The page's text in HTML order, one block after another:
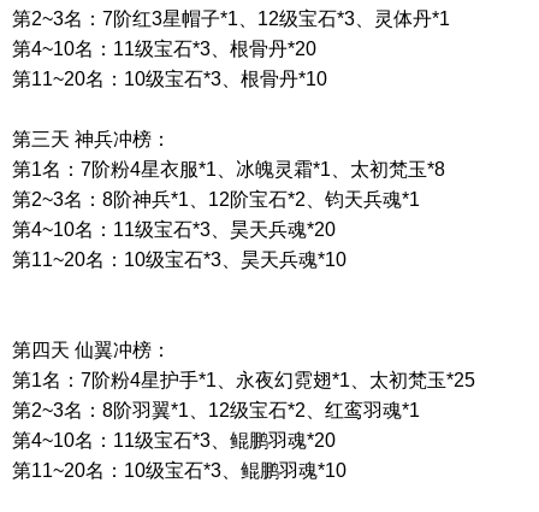
第2~3名： 7阶红3星帽子*1 12级宝石*3 、灵体丹*1
第4~10名： 11级宝石*3 、根骨丹*20
第11~20名： 10级宝石*3 、根骨丹*10
第三天 神兵冲榜：
第1名： 7阶粉4星衣服*1 、冰魄灵霜*1 、太初梵玉*8
第2~3名： 8阶神兵*1 12阶宝石*2 、钧天兵魂*1
第4~10名： 11级宝石*3 、昊天兵魂*20
第11~20名： 10级宝石*3 、昊天兵魂*10
第四天 仙翼冲榜：
第1名： 7阶粉4星护手*1 、永夜幻霓翅*1 、太初梵玉*25
第2~3名： 8阶羽翼*1 12级宝石*2 、红鸾羽魂*1
第4~10名： 11级宝石*3 、鲲鹏羽魂*20
第11~20名： 10级宝石*3 、鲲鹏羽魂*10